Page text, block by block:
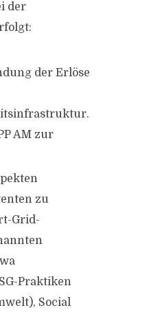
der
der Erlöse
AM zur
zu
Grid-
Praktiken
Social